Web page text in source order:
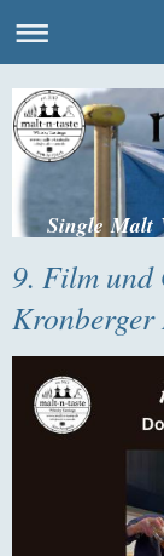
Single Malt
9. Film und
Kronberger